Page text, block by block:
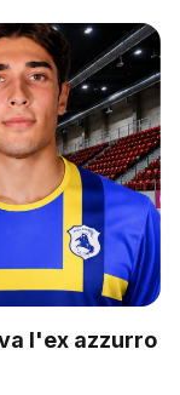
l'ex azzurro